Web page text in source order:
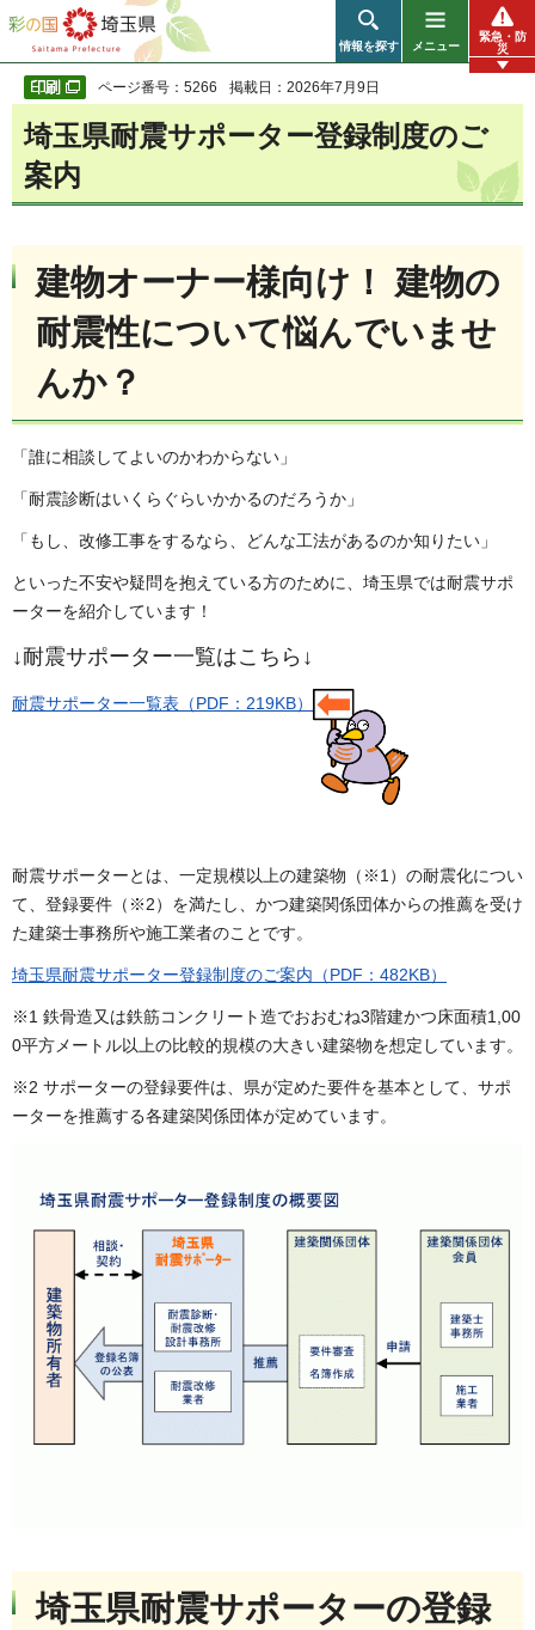
彩の国 埼玉県
情報を探す メニュー
緊急・防
災
ページ番号：5266 掲載日：2026年7月9日
埼玉県耐震サポーター登録制度のご
案内
建物オーナー様向け！ 建物の
耐震性について悩んでいませ
んか？
「誰に相談してよいのかわからない」
「耐震診断はいくらぐらいかかるのだろうか」
「もし、改修工事をするなら、どんな工法があるのか知りたい」
といった不安や疑問を抱えている方のために、埼玉県では耐震サポ
ーターを紹介しています！
↓耐震サポーター一覧はこちら↓
耐震サポーター一覧表（PDF：219KB）
耐震サポーターとは、一定規模以上の建築物（※1）の耐震化につい
て、登録要件（※2）を満たし、かつ建築関係団体からの推薦を受け
た建築士事務所や施工業者のことです。
埼玉県耐震サポーター登録制度のご案内（PDF：482KB）
※1 鉄骨造又は鉄筋コンクリート造でおおむね3階建かつ床面積1,00
0平方メートル以上の比較的規模の大きい建築物を想定しています。
※2 サポーターの登録要件は、県が定めた要件を基本として、サポ
ーターを推薦する各建築関係団体が定めています。
埼玉県耐震サポーターの登録